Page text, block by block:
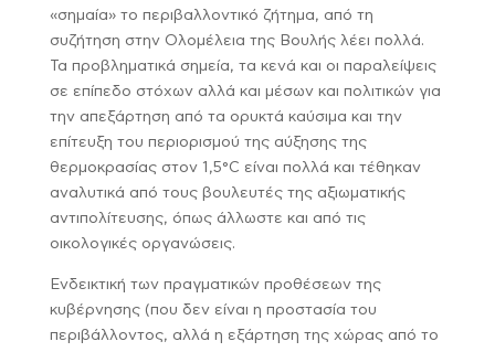
«σημαία» το περιβαλλοντικό ζήτημα, από τη
συζήτηση στην Ολομέλεια της Βουλής λέει πολλά.
Τα προβληματικά σημεία, τα κενά και οι παραλείψεις
σε επίπεδο στόχων αλλά και μέσων και πολιτικών για
την απεξάρτηση από τα ορυκτά καύσιμα και την
επίτευξη του περιορισμού της αύξησης της
θερμοκρασίας στον 1,5°C είναι πολλά και τέθηκαν
αναλυτικά από τους βουλευτές της αξιωματικής
αντιπολίτευσης, όπως άλλωστε και από τις
οικολογικές οργανώσεις.
Ενδεικτική των πραγματικών προθέσεων της
κυβέρνησης (που δεν είναι η προστασία του
περιβάλλοντος, αλλά η εξάρτηση της χώρας από το